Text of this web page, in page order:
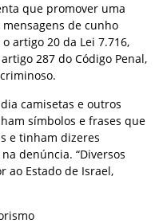
que promover uma
de cunho
artigo 20 da Lei 7.716,
287 do Código Penal,
camisetas e outros
símbolos e frases que
e tinham dizeres
denúncia. “Diversos
ao Estado de Israel,